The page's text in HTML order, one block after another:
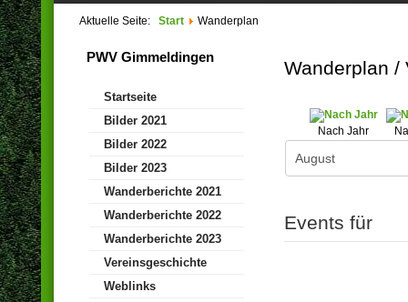
Aktuelle Seite: Start Wanderplan
Wanderplan /
Nach Jahr
Events für
PWV Gimmeldingen
Startseite
Bilder 2021
Bilder 2022
Bilder 2023
Wanderberichte 2021
Wanderberichte 2022
Wanderberichte 2023
Vereinsgeschichte
Weblinks